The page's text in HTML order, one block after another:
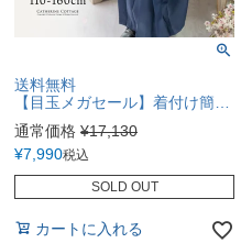
送料無料
【目玉メガセール】着付け簡単袴セット レース着物と袴のセット 小学校 卒業式 女の子 袴 年長袴 保育園 卒園式 幼稚園 [再入荷なし・在庫限り]TAK
通常価格 ¥17,130
¥7,990税込
SOLD OUT
カートに入れる